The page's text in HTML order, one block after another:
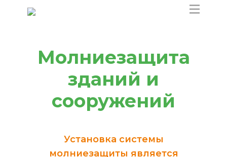
Молниезащита
зданий и
сооружений
Установка системы
молниезащиты является